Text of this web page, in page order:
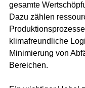
gesamte
Dazu zählen
klimafreundliche
Minimierung von
Bereichen.